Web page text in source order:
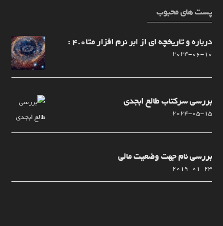
پست های محبوب
درباره و تاریخچه ای از ابر نرم افزار متا4.0 :
2024-06-10
بررسی سرکتاب طالع ابجدی
2024-05-15
بررسی نام جهت وضعیت مالی
2019-01-23